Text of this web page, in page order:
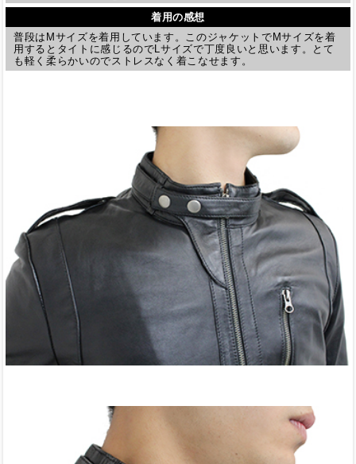
着用の感想
普段はMサイズを着用しています。このジャケットでMサイズを着
用するとタイトに感じるのでLサイズで丁度良いと思います。とて
も軽く柔らかいのでストレスなく着こなせます。